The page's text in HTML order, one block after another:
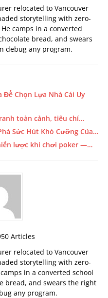
relocated to Vancouver
storytelling with zero-
camps in a converted
bread, and swears
debug any program.
Để Chọn Lựa Nhà Cái Uy
toàn cảnh, tiêu chí…
Sức Hút Khó Cưỡng Của…
lược khi chơi poker —…
Articles
relocated to Vancouver
storytelling with zero-
in a converted school
bread, and swears the right
any program.